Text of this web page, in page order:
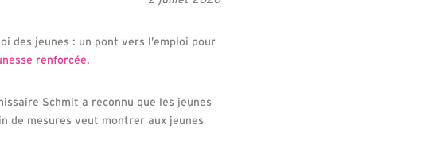
des jeunes : un pont vers l’emploi pour
renforcée.
Schmit a reconnu que les jeunes
de mesures veut montrer aux jeunes